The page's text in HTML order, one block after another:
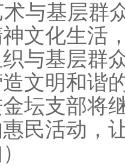
与基层群
文化生活
与基层群
文明和谐
坛支部将
民活动，